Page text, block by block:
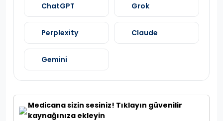
ChatGPT Grok
Perplexity Claude
Gemini
Medicana sizin sesiniz! Tıklayın güvenilir
kaynağınıza ekleyin